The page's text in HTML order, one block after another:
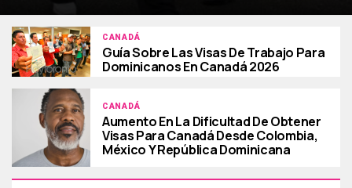
CANADÁ
Guía Sobre Las Visas De Trabajo Para
Dominicanos En Canadá 2026
CANADÁ
Aumento En La Dificultad De Obtener
Visas Para Canadá Desde Colombia,
México Y República Dominicana